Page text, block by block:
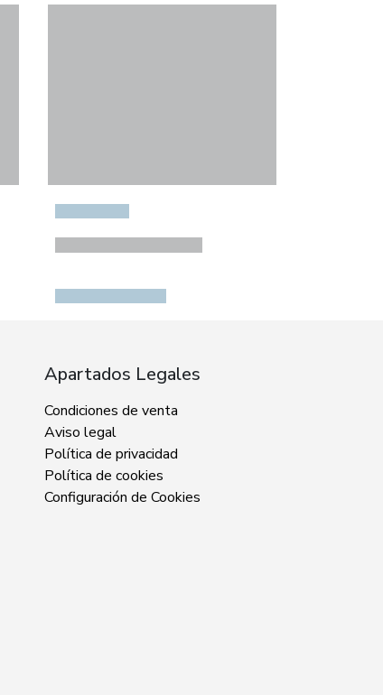
Apartados Legales
Condiciones de venta
Aviso legal
Política de privacidad
Política de cookies
Configuración de Cookies